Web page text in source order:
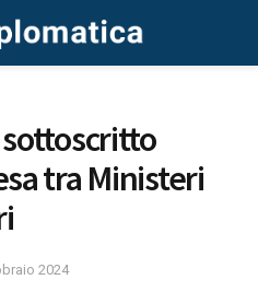
tra Ministeri
2024